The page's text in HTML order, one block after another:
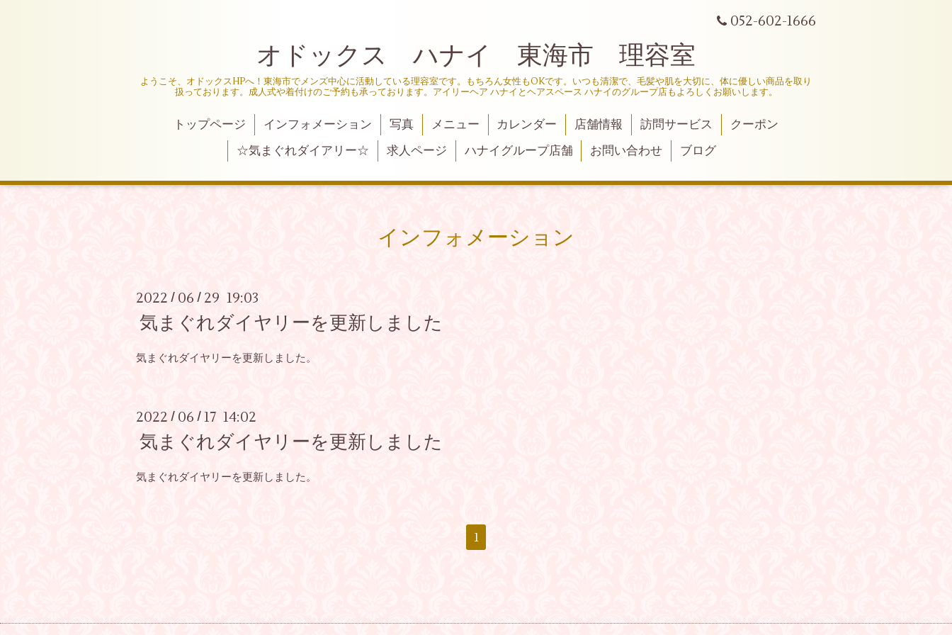
052-602-1666
オドックス ハナイ 東海市 理容室
ようこそ、オドックスHPへ！東海市でメンズ中心に活動している理容室です。もちろん女性もOKです。いつも清潔で、毛髪や肌を大切に、体に優しい商品を取り
扱っております。成人式や着付けのご予約も承っております。アイリーヘア ハナイとヘアスペース ハナイのグループ店もよろしくお願いします。
トップページ インフォメーション 写真 メニュー カレンダー 店舗情報 訪問サービス
クーポン
☆気まぐれダイアリー☆
求人ページ ハナイグループ店舗 お問い合わせ ブログ
インフォメーション
2022 / 06 / 29 19:03
気まぐれダイヤリーを更新しました
気まぐれダイヤリーを更新しました。
2022 / 06 / 17 14:02
気まぐれダイヤリーを更新しました
気まぐれダイヤリーを更新しました。
1